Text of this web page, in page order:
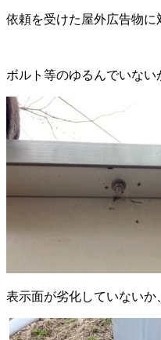
依頼を受けた屋外広告物に
ボルト等のゆるんでいな
表示面が劣化していないか